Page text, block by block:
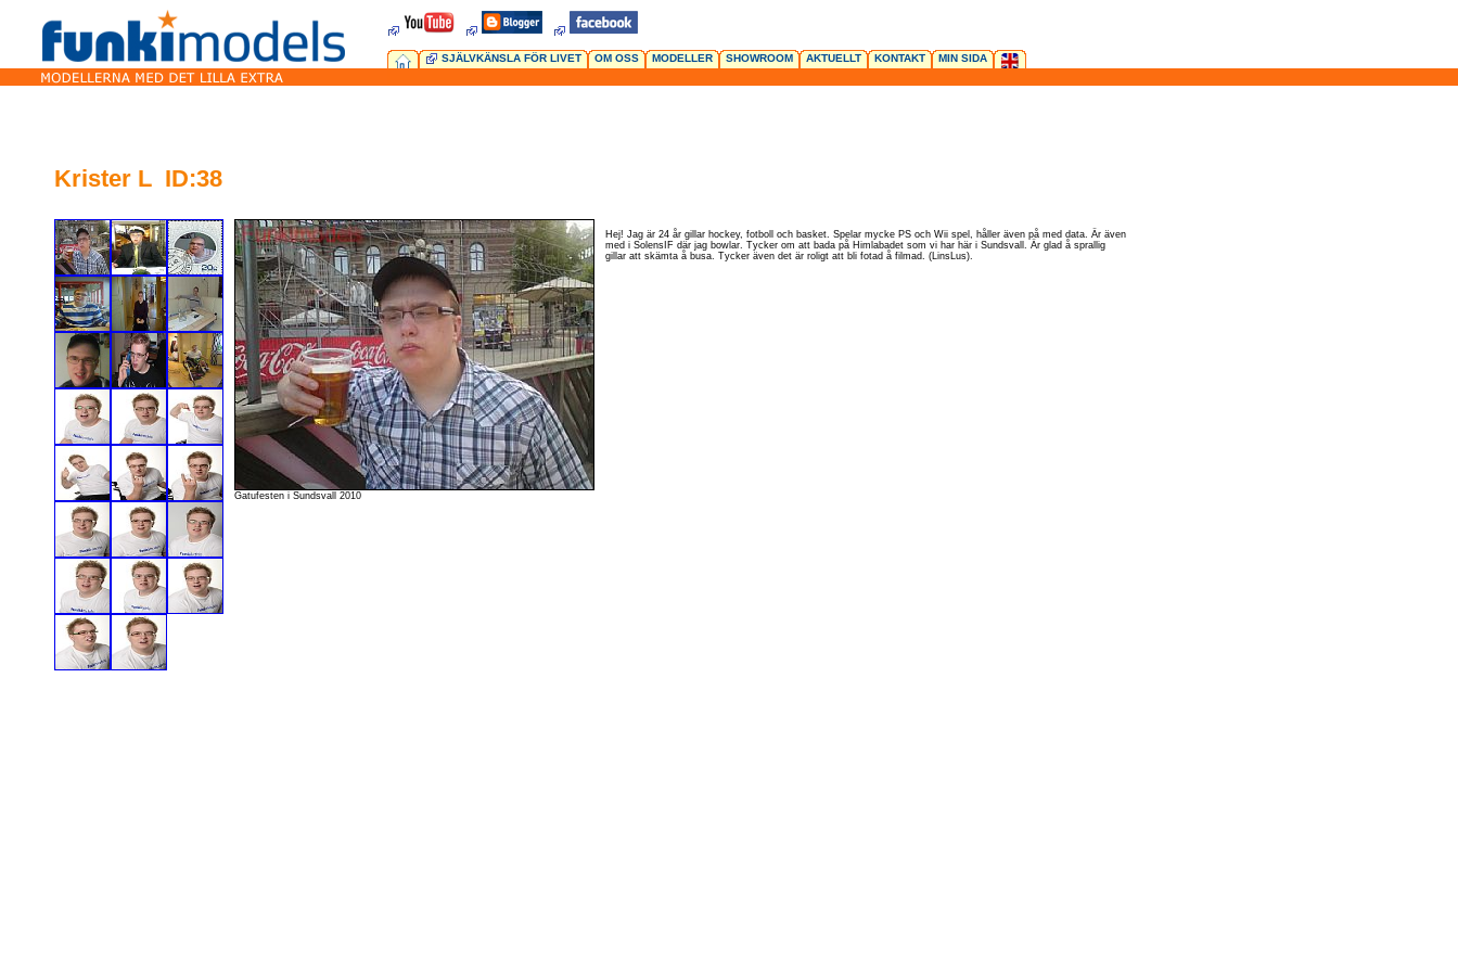
SJÄLVKÄNSLA FÖR LIVET OM OSS MODELLER SHOWROOM AKTUELLT KONTAKT MIN SIDA
Krister L ID:38
Gatufesten i Sundsvall 2010
Hej! Jag är 24 år gillar hockey, fotboll och basket. Spelar mycke PS och Wii spel, håller även på med data. Är även
med i SolensIF där jag bowlar. Tycker om att bada på Himlabadet som vi har här i Sundsvall. Är glad å sprallig
gillar att skämta å busa. Tycker även det är roligt att bli fotad å filmad. (LinsLus).